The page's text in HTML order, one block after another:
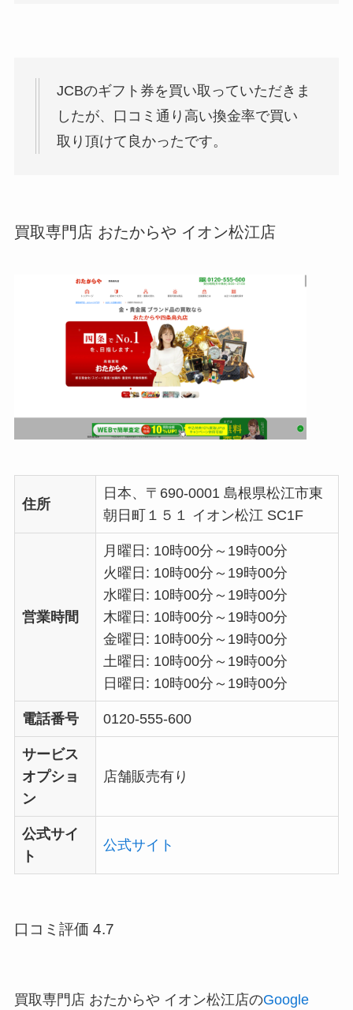
JCBのギフト券を買い取っていただきま
したが、口コミ通り高い換金率で買い
取り頂けて良かったです。
買取専門店 おたからや イオン松江店
住所
日本、〒690-0001 島根県松江市東
朝日町１５１ イオン松江 SC1F
営業時間
月曜日: 10時00分～19時00分
火曜日: 10時00分～19時00分
水曜日: 10時00分～19時00分
木曜日: 10時00分～19時00分
金曜日: 10時00分～19時00分
土曜日: 10時00分～19時00分
日曜日: 10時00分～19時00分
電話番号 0120-555-600
サービス
オプショ
ン
店舗販売有り
公式サイ
ト
公式サイト
口コミ評価 4.7
買取専門店 おたからや イオン松江店のGoogle